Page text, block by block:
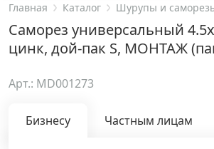
Акции
Распродажа
Уценка
Анкерная техника
Главная Каталог Шурупы и
Саморез универсальный
цинк, дой-пак S, МОНТАЖ
Арт.: MD001273
Бизнесу Частным лицам